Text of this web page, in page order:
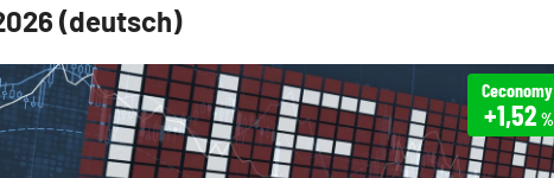
(deutsch)
Ceconomy
+1,52%